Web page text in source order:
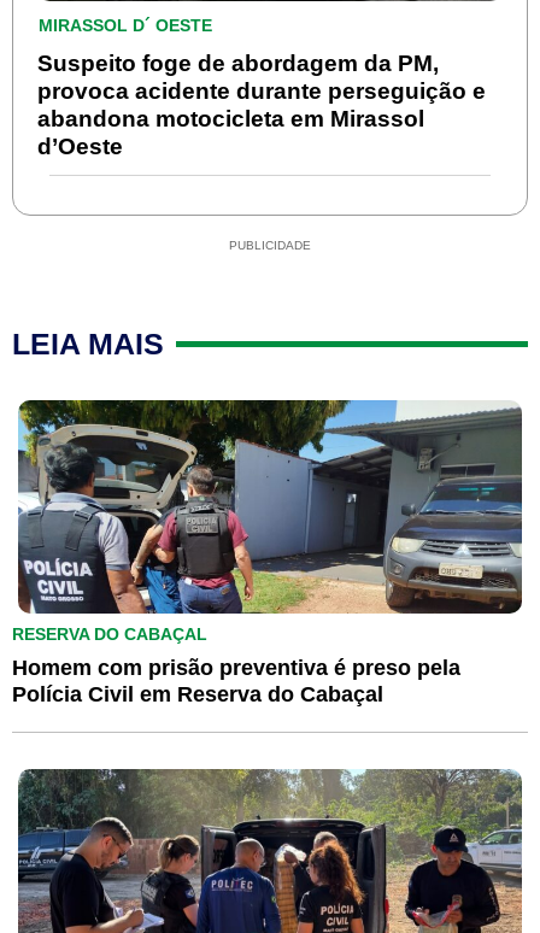
MIRASSOL D´ OESTE
Suspeito foge de abordagem da PM,
provoca acidente durante perseguição e
abandona motocicleta em Mirassol
d’Oeste
PUBLICIDADE
LEIA MAIS
RESERVA DO CABAÇAL
Homem com prisão preventiva é preso pela
Polícia Civil em Reserva do Cabaçal